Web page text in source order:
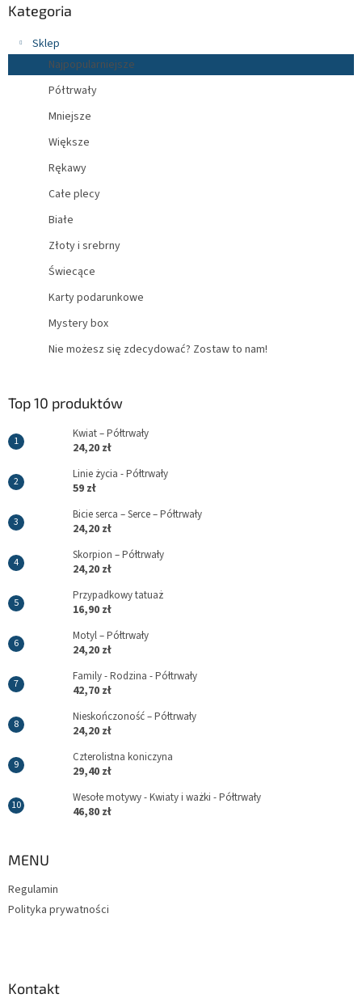
Kategoria
Sklep
Najpopularniejsze
Półtrwały
Mniejsze
Większe
Rękawy
Całe plecy
Białe
Złoty i srebrny
Świecące
Karty podarunkowe
Mystery box
Nie możesz się zdecydować? Zostaw to nam!
Top 10 produktów
Kwiat – Półtrwały
24,20 zł
Linie życia - Półtrwały
59 zł
Bicie serca – Serce – Półtrwały
24,20 zł
Skorpion – Półtrwały
24,20 zł
Przypadkowy tatuaż
16,90 zł
Motyl – Półtrwały
24,20 zł
Family - Rodzina - Półtrwały
42,70 zł
Nieskończoność – Półtrwały
24,20 zł
Czterolistna koniczyna
29,40 zł
Wesołe motywy - Kwiaty i ważki - Półtrwały
46,80 zł
MENU
Regulamin
Polityka prywatności
Kontakt